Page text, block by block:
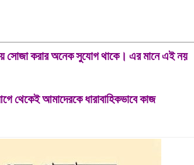
সোজা করার অনেক সুযোগ থাকে। এর মানে এই নয়
থেকেই আমাদেরকে ধারাবাহিকভাবে কাজ